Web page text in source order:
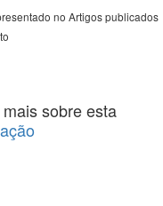
no Artigos publicados
sobre esta